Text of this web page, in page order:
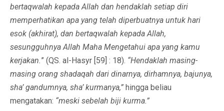
bertaqwalah kepada Allah dan hendaklah setiap diri
memperhatikan apa yang telah diperbuatnya untuk hari
esok (akhirat), dan bertaqwalah kepada Allah,
sesungguhnya Allah Maha Mengetahui apa yang kamu
kerjakan.” (QS. al-Hasyr [59] : 18). “Hendaklah masing-
masing orang shadaqah dari dinarnya, dirhamnya, bajunya,
sha’ gandumnya, sha’ kurmanya,” hingga beliau
mengatakan: “meski sebelah biji kurma.”